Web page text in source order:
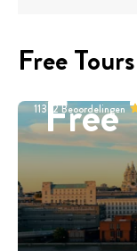
Free
Free
11332Beoordelingen